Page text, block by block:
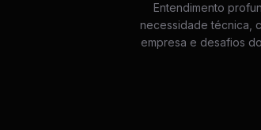
Entendimento
necessidade técnica,
empresa e desafios